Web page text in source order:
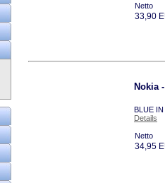
Netto
33,90
Nokia
BLUE
Details
Netto
34,95